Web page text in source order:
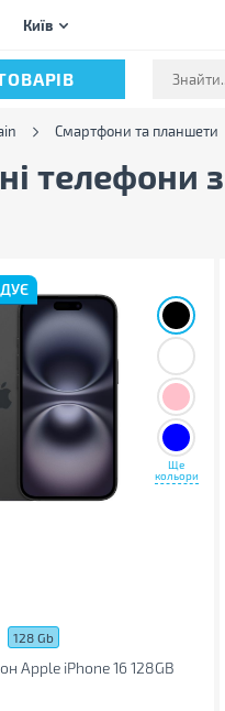
Київ
Смартфони та планшети
телефони
Ще
кольори
128 Gb
Apple iPhone 16 128GB